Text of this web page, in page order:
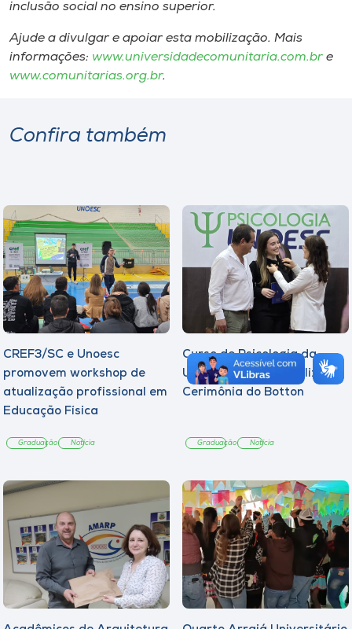
inclusão social no ensino superior.
Ajude a divulgar e apoiar esta mobilização. Mais
informações: www.universidadecomunitaria.com.br e
www.comunitarias.org.br.
Confira também
CREF3/SC e Unoesc
promovem workshop de
atualização profissional em
Educação Física
Graduação Notícia
Curso de Psicologia da
Unoesc Joaçaba realiza 2ª
Cerimônia do Botton
Graduação Notícia